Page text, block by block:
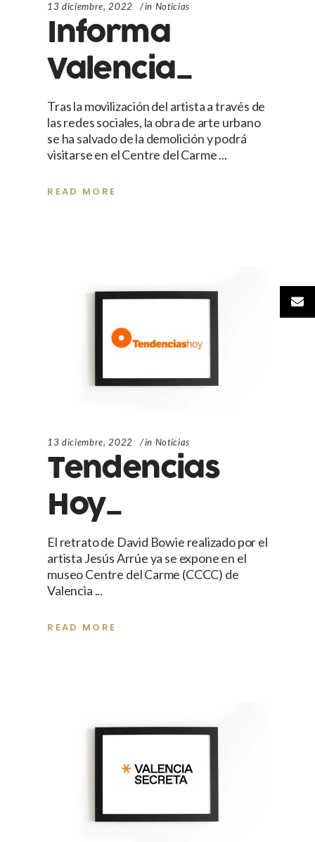
13 diciembre, 2022 in Noticias
Informa
Valencia_
Tras la movilización del artista a través de
las redes sociales, la obra de arte urbano
se ha salvado de la demolición y podrá
visitarse en el Centre del Carme
READ MORE
13 diciembre, 2022 in Noticias
Tendencias
Hoy_
El retrato de David Bowie realizado por el
artista Jesús Arrúe ya se expone en el
museo Centre del Carme (CCCC) de
Valencia
READ MORE